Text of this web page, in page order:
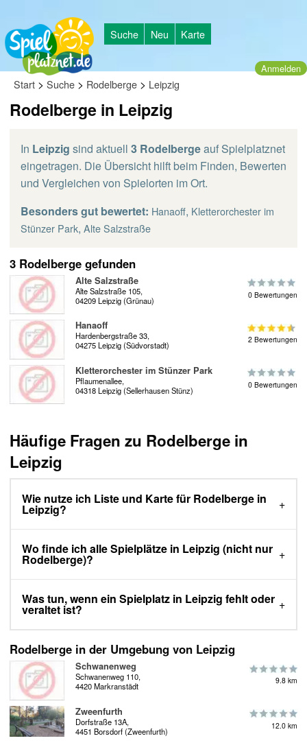
Suche Neu Karte
Anmelden
Start > Suche > Rodelberge > Leipzig
Rodelberge in Leipzig
In Leipzig sind aktuell 3 Rodelbergeauf Spielplatznet
eingetragen. Die Übersicht hilft beim Finden, Bewerten
und Vergleichen von Spielorten im Ort.
Besonders gut bewertet: Hanaoff, Kletterorchester im
Stünzer Park, Alte Salzstraße
3 Rodelberge gefunden
Alte Salzstraße
Alte Salzstraße 105,
04209 Leipzig (Grünau)
0 Bewertungen
Hanaoff
Hardenbergstraße 33,
04275 Leipzig (Südvorstadt)
2 Bewertungen
Kletterorchester im Stünzer Park
Pflaumenallee,
04318 Leipzig (Sellerhausen Stünz)
0 Bewertungen
Häufige Fragen zu Rodelberge in
Leipzig
Wie nutze ich Liste und Karte für Rodelberge in
Leipzig?
Wo finde ich alle Spielplätze in Leipzig (nicht nur
Rodelberge)?
Was tun, wenn ein Spielplatz in Leipzig fehlt oder
veraltet ist?
Rodelberge in der Umgebung von Leipzig
Schwanenweg
Schwanenweg 110,
4420 Markranstädt
9.8 km
Zweenfurth
Dorfstraße 13A,
4451 Borsdorf (Zweenfurth)
12.0 km